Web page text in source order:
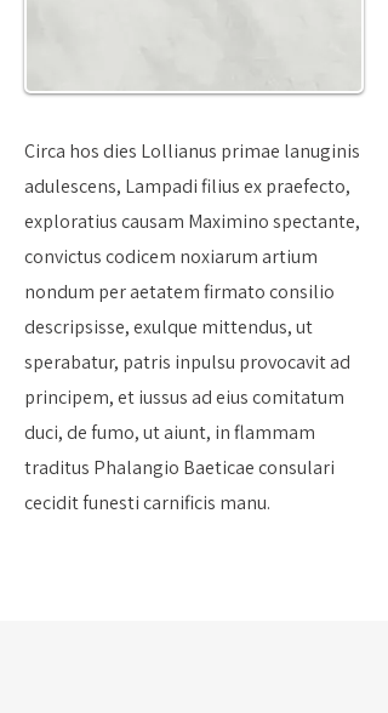
Circa hos dies Lollianus primae lanuginis
adulescens, Lampadi filius ex praefecto,
exploratius causam Maximino spectante,
convictus codicem noxiarum artium
nondum per aetatem firmato consilio
descripsisse, exulque mittendus, ut
sperabatur, patris inpulsu provocavit ad
principem, et iussus ad eius comitatum
duci, de fumo, ut aiunt, in flammam
traditus Phalangio Baeticae consulari
cecidit funesti carnificis manu.